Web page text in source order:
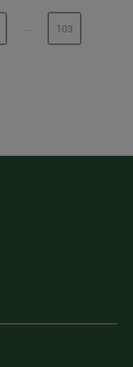
...PÀGINESPÀGINA
103